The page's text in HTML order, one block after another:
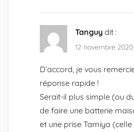
Tanguy dit :
12 novembre
D’accord, je vous
réponse rapide !
Serait-il plus simple (ou
de faire une batterie
et une prise Tamiya